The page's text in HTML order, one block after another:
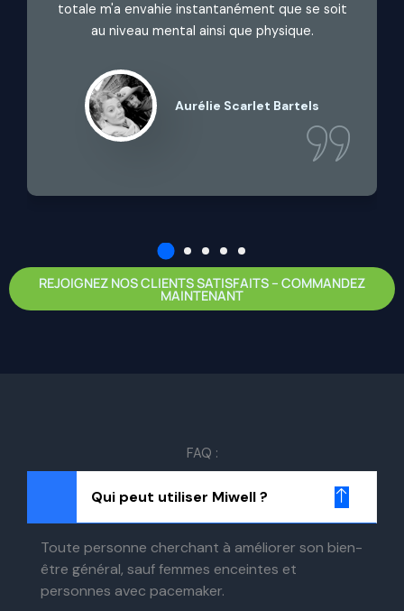
totale m'a envahie instantanément que se soit
au niveau mental ainsi que physique.
Aurélie Scarlet Bartels
REJOIGNEZ NOS CLIENTS SATISFAITS – COMMANDEZ
MAINTENANT
FAQ :
Qui peut utiliser Miwell ?
Toute personne cherchant à améliorer son bien-
être général, sauf femmes enceintes et
personnes avec pacemaker.